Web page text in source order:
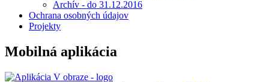
Archív - do 31.12.2016
Ochrana osobných údajov
Projekty
Mobilná aplikácia